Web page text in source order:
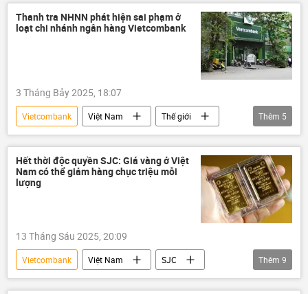
Agribank
Chính phủ
chất lượng
tín dụng
Kinh tế
Thanh tra NHNN phát hiện sai phạm ở
loạt chi nhánh ngân hàng Vietcombank
3 Tháng Bảy 2025, 18:07
Vietcombank Việt Nam
Thế giới
Chính trị
Ngân hàng Nhà nước VN
TMCP Đông Á
Kinh tế
Thanh tra Chính phủ
Thêm 5
Hết thời độc quyền SJC: Giá vàng ở Việt
Nam có thể giảm hàng chục triệu mỗi
lượng
13 Tháng Sáu 2025, 20:09
Vietcombank Việt Nam
SJC
vàng
Giá vàng
thông tin
Thêm 9